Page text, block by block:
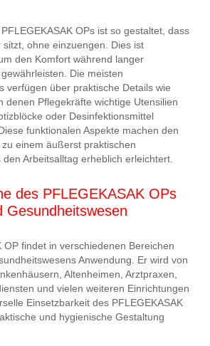
OPs ist so gestaltet, dass
ohne einzuengen. Dies ist
den Komfort während langer
Die meisten
verfügen über praktische Details wie
denen Pflegekräfte wichtige Utensilien
oder Desinfektionsmittel
funktionalen Aspekte machen den
zu einem äußerst praktischen
den Arbeitsalltag erheblich erleichtert.
des PFLEGEKASAK OPs
Gesundheitswesen
OP findet in verschiedenen Bereichen
Anwendung. Er wird von
Altenheimen, Arztpraxen,
und vielen weiteren Einrichtungen
Einsetzbarkeit des PFLEGEKASAK
und hygienische Gestaltung